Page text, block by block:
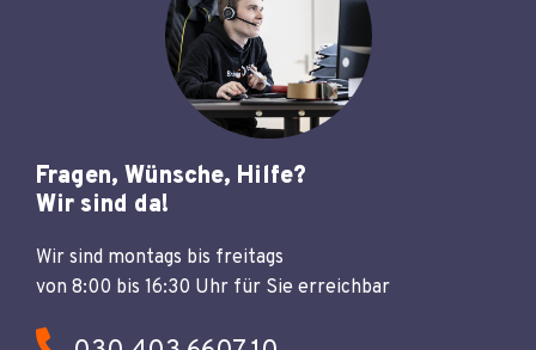
Fragen, Wünsche, Hilfe?
Wir sind da!
Wir sind montags bis freitags
von 8:00 bis 16:30 Uhr für Sie erreichbar